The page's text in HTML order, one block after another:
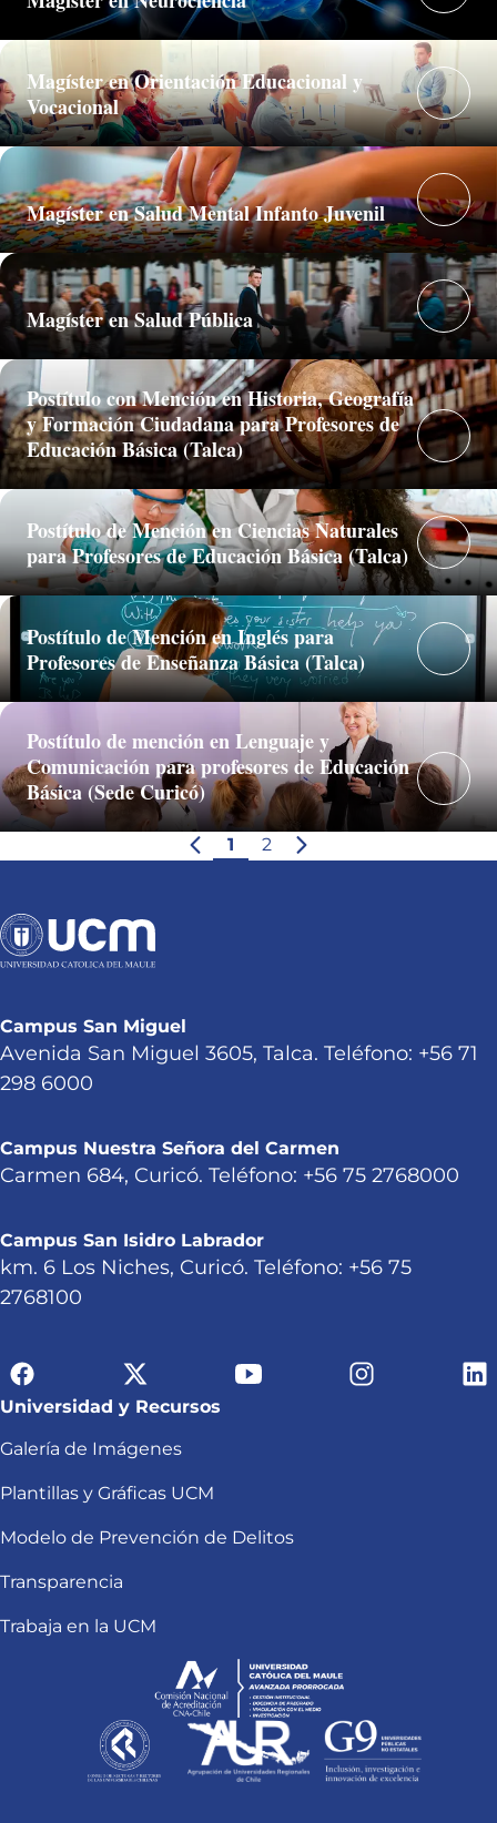
Magíster en Orientación Educacional y
Vocacional
Magíster en Salud Mental Infanto Juvenil
Magíster en Salud Pública
Postítulo con Mención en Historia, Geografía
y Formación Ciudadana para Profesores de
Educación Básica (Talca)
Postítulo de Mención en Ciencias Naturales
para Profesores de Educación Básica (Talca)
Postítulo de Mención en Inglés para
Profesores de Enseñanza Básica (Talca)
Postítulo de mención en Lenguaje y
Comunicación para profesores de Educación
Básica (Sede Curicó)
1 2
Campus San Miguel
Avenida San Miguel 3605, Talca. Teléfono: +56 71
298 6000
Campus Nuestra Señora del Carmen
Carmen 684, Curicó. Teléfono: +56 75 2768000
Campus San Isidro Labrador
km. 6 Los Niches, Curicó. Teléfono: +56 75
2768100
Universidad y Recursos
Galería de Imágenes
Plantillas y Gráficas UCM
Modelo de Prevención de Delitos
Transparencia
Trabaja en la UCM